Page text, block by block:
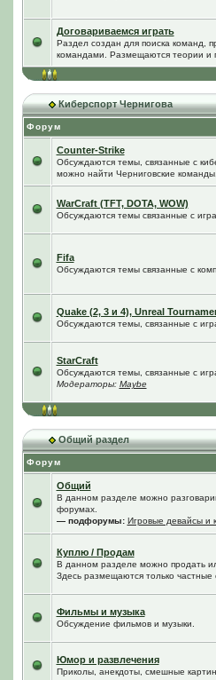
Договариваемся играть
Раздел создан для поиска команд,
командами. Размещаются теории и
Киберспорт Чернигова
Форум
Counter-Strike
Обсуждаются темы, связанные с
можно найти Черниговские
WarCraft (TFT, DOTA, WOW)
Обсуждаются темы связанные с
Fifa
Обсуждаются темы связанные с
Quake (2, 3 и 4), Unreal
Обсуждаются темы, связанные с
StarCraft
Обсуждаются темы, связанные с
Модераторы: Maybe
Общий раздел
Форум
Общий
В данном разделе можно
форумах.
— подфорумы: Игровые девайсы и
Куплю / Продам
В данном разделе можно продать
Здесь размещаются только частные
Фильмы и музыка
Обсуждение фильмов и музыки.
Юмор и развлечения
Приколы, анекдоты, смешные